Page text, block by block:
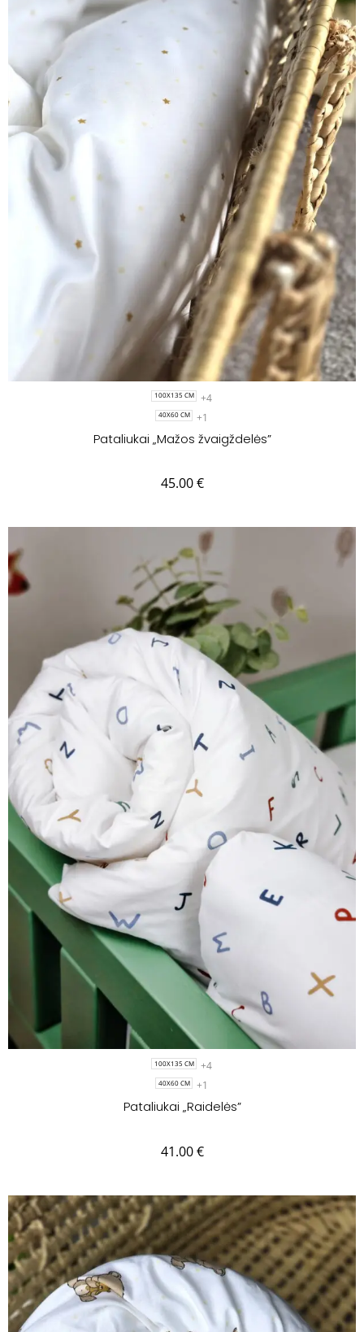
100X135 CM +4
40X60 CM +1
Pataliukai „Mažos žvaigždelės”
45.00€
100X135 CM +4
40X60 CM +1
Pataliukai „Raidelės”
41.00€